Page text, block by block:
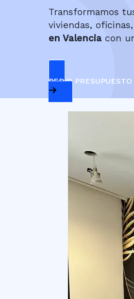
Transformamos
viviendas,
en Valenciacon
PEDIR